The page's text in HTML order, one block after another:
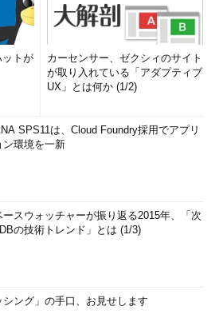
ットが
カーセンサー、ゼクシィのサイト
が取り入れている「アダプティブ
UX」とは何か (1/2)
SPS11は、Cloud Foundry採用でアプリ
ン環境を一新
ースウォッチャーが振り返る2015年、「次
の技術トレンド」とは (1/3)
シング」の手口、お見せします